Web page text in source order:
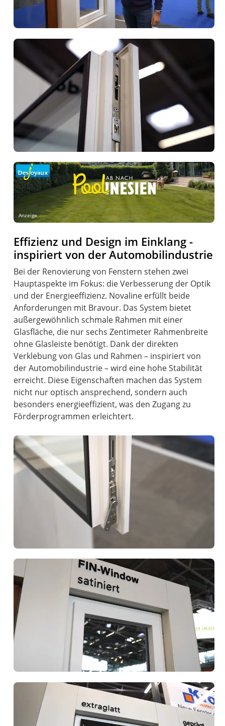
Anzeige
Effizienz und Design im Einklang -
inspiriert von der Automobilindustrie
Bei der Renovierung von Fenstern stehen zwei
Hauptaspekte im Fokus: die Verbesserung der Optik
und der Energieeffizienz. Novaline erfüllt beide
Anforderungen mit Bravour. Das System bietet
außergewöhnlich schmale Rahmen mit einer
Glasfläche, die nur sechs Zentimeter Rahmenbreite
ohne Glasleiste benötigt. Dank der direkten
Verklebung von Glas und Rahmen – inspiriert von
der Automobilindustrie – wird eine hohe Stabilität
erreicht. Diese Eigenschaften machen das System
nicht nur optisch ansprechend, sondern auch
besonders energieeffizient, was den Zugang zu
Förderprogrammen erleichtert.